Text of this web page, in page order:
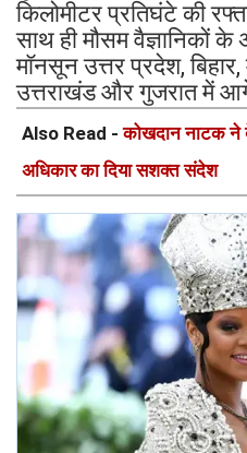
किलोमीटर प्रतिघंटे की
साथ ही मौसम वैज्ञानिकों
मॉनसून उत्तर प्रदेश,
उत्तराखंड और गुजरात में
Also Read -कोखदान नाटक ने
अधिकार का दिया सशक्त संदेश